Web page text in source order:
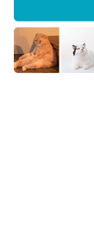
人”にもなる！猫
文／mieux
※写真はスマホア
されたものです。